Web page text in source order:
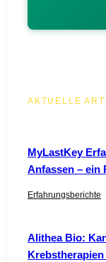
AKTUELLE
MyLastKey
Anfassen – ein
Erfahrungsberichte
Alithea Bio: